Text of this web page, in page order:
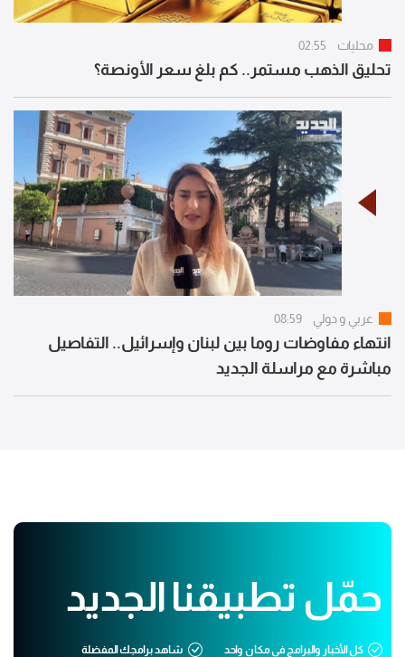
محليات 02:55
تحليق الذهب مستمر.. كم بلغ سعر الأونصة؟
عربي و دولي 08:59
انتهاء مفاوضات روما بين لبنان وإسرائيل.. التفاصيل
مباشرة مع مراسلة الجديد
حمّل تطبيقنا الجديد
كل الأخبار والبرامج في مكان واحد شاهد برامجك المفضلة